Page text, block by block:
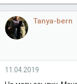
Tanya-bern
11.04.2019